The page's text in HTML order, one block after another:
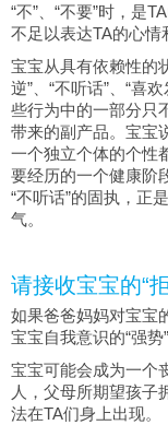
“不”、“不要”时，是
不足以表达TA的心情
宝宝从具有依赖性的
逆”、“不听话”、“喜
些行为中的一部分只
带来的副产品。宝宝
一个独立个体的个性
要经历的一个健康阶
“不听话”的固执，正
气。
请接收宝宝的“
如果爸爸妈妈对宝宝
宝宝自我意识的“强
宝宝可能会成为一个
人，父母所期望孩子
法在TA们身上出现。